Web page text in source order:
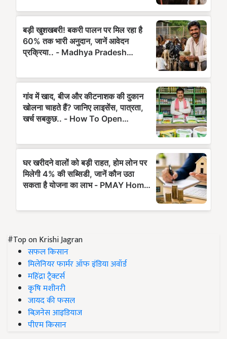
#Top on Krishi Jagran
सफल किसान
मिलेनियर फार्मर ऑफ इंडिया अवॉर्ड
महिंद्रा ट्रैक्टर्स
कृषि मशीनरी
जायद की फसल
बिज़नेस आइडियाज
पीएम किसान